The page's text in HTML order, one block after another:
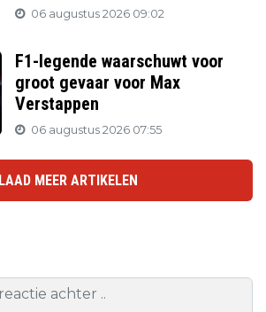
06 augustus 2026 09:02
F1-legende waarschuwt voor
groot gevaar voor Max
Verstappen
06 augustus 2026 07:55
LAAD MEER ARTIKELEN